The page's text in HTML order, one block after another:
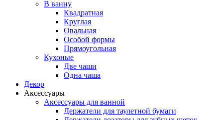
В ванну
Квадратная
Круглая
Овальная
Особой формы
Прямоугольная
Кухоные
Две чаши
Одна чаша
Декор
Аксессуары
Аксессуары для ванной
Держатели для таулетной бумаги